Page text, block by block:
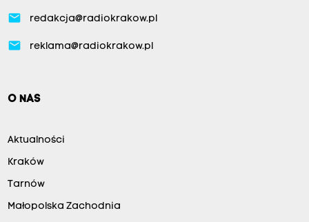
email redakcja@radiokrakow.pl
email reklama@radiokrakow.pl
O NAS
Aktualności
Kraków
Tarnów
Małopolska Zachodnia